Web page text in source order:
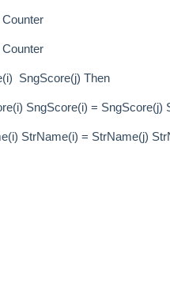
Counter
Counter
SngScore(j) Then
SngScore(i) = SngScore(j)
StrName(i) = StrName(j)